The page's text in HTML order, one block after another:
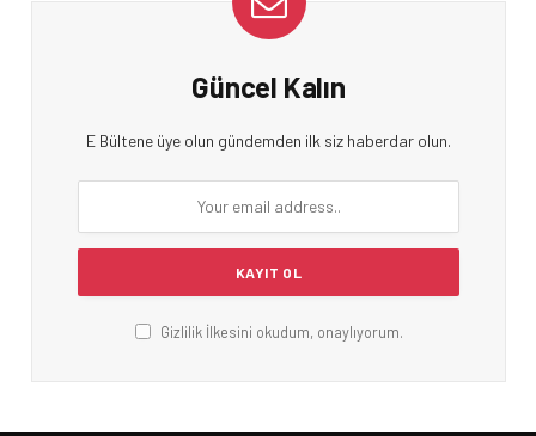
Güncel Kalın
E Bültene üye olun gündemden ilk siz haberdar olun.
Gizlilik İlkesini okudum, onaylıyorum.